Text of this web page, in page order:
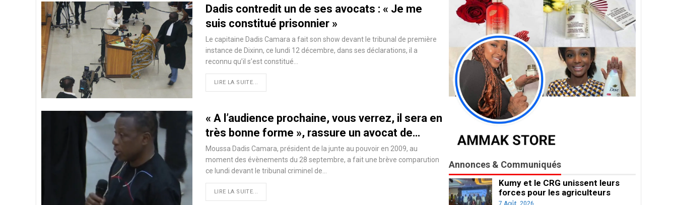
Dadis contredit un de ses avocats : « Je me
suis constitué prisonnier »
Le capitaine Dadis Camara a fait son show devant le tribunal de première
instance de Dixinn, ce lundi 12 décembre, dans ses déclarations, il a
reconnu qu’il s’est constitué…
LIRE LA SUITE...
« A l’audience prochaine, vous verrez, il sera en
très bonne forme », rassure un avocat de…
Moussa Dadis Camara, président de la junte au pouvoir en 2009, au
moment des évènements du 28 septembre, a fait une brève comparution
ce lundi devant le tribunal criminel de…
LIRE LA SUITE...
Annonces & Communiqués
Kumy et le CRG unissent leurs
forces pour les agriculteurs